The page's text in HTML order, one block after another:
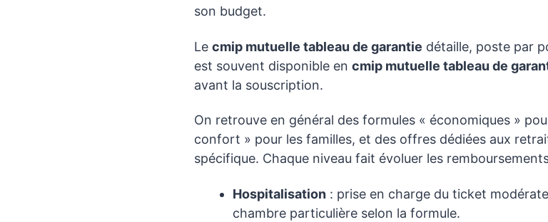
son budget.
Le cmip mutuelle tableau de garantie détaille, poste par
est souvent disponible en cmip mutuelle tableau de
avant la souscription.
On retrouve en général des formules « économiques »
confort » pour les familles, et des offres dédiées aux
spécifique. Chaque niveau fait évoluer les
Hospitalisation : prise en charge du ticket
chambre particulière selon la formule.